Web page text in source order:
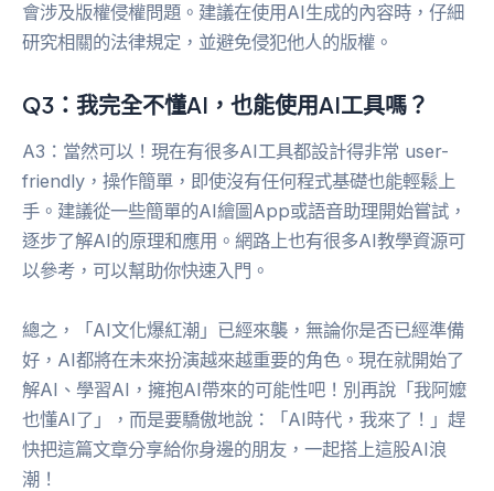
會涉及版權侵權問題。建議在使用AI生成的內容時，仔細
研究相關的法律規定，並避免侵犯他人的版權。
Q3：我完全不懂AI，也能使用AI工具嗎？
A3：當然可以！現在有很多AI工具都設計得非常 user-
friendly，操作簡單，即使沒有任何程式基礎也能輕鬆上
手。建議從一些簡單的AI繪圖App或語音助理開始嘗試，
逐步了解AI的原理和應用。網路上也有很多AI教學資源可
以參考，可以幫助你快速入門。
總之，「AI文化爆紅潮」已經來襲，無論你是否已經準備
好，AI都將在未來扮演越來越重要的角色。現在就開始了
解AI、學習AI，擁抱AI帶來的可能性吧！別再說「我阿嬤
也懂AI了」，而是要驕傲地說：「AI時代，我來了！」趕
快把這篇文章分享給你身邊的朋友，一起搭上這股AI浪
潮！